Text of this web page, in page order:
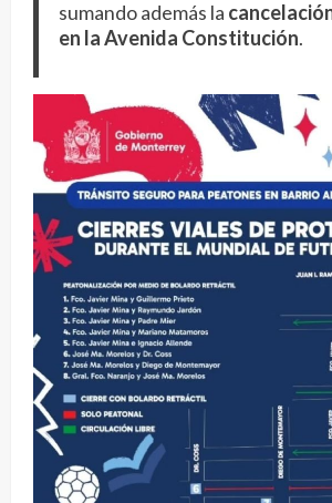
sumando además la
en la Avenida Constitución.